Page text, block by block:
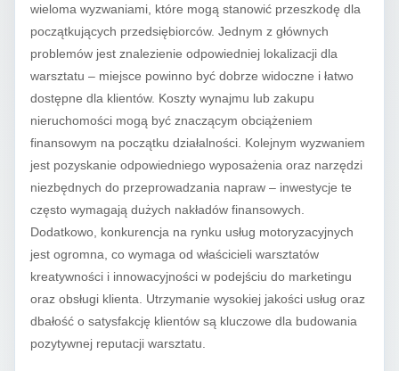
wieloma wyzwaniami, które mogą stanowić przeszkodę dla
początkujących przedsiębiorców. Jednym z głównych
problemów jest znalezienie odpowiedniej lokalizacji dla
warsztatu – miejsce powinno być dobrze widoczne i łatwo
dostępne dla klientów. Koszty wynajmu lub zakupu
nieruchomości mogą być znaczącym obciążeniem
finansowym na początku działalności. Kolejnym wyzwaniem
jest pozyskanie odpowiedniego wyposażenia oraz narzędzi
niezbędnych do przeprowadzania napraw – inwestycje te
często wymagają dużych nakładów finansowych.
Dodatkowo, konkurencja na rynku usług motoryzacyjnych
jest ogromna, co wymaga od właścicieli warsztatów
kreatywności i innowacyjności w podejściu do marketingu
oraz obsługi klienta. Utrzymanie wysokiej jakości usług oraz
dbałość o satysfakcję klientów są kluczowe dla budowania
pozytywnej reputacji warsztatu.